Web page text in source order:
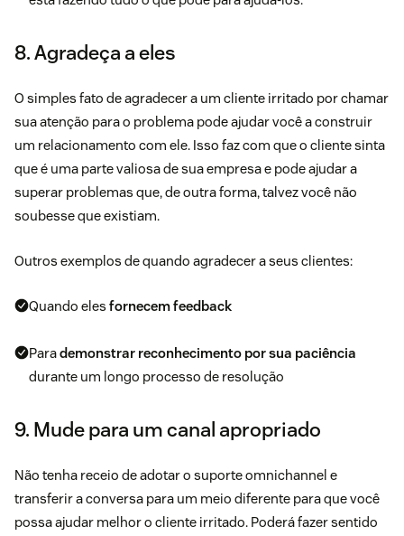
8. Agradeça a eles
O simples fato de agradecer a um cliente irritado por chamar
sua atenção para o problema pode ajudar você a construir
um relacionamento com ele. Isso faz com que o cliente sinta
que é uma parte valiosa de sua empresa e pode ajudar a
superar problemas que, de outra forma, talvez você não
soubesse que existiam.
Outros exemplos de quando agradecer a seus clientes:
Quando eles fornecem feedback
Parademonstrar reconhecimento por sua paciência
durante um longo processo de resolução
9. Mude para um canal apropriado
Não tenha receio de adotar o suporte omnichannel e
transferir a conversa para um meio diferente para que você
possa ajudar melhor o cliente irritado. Poderá fazer sentido